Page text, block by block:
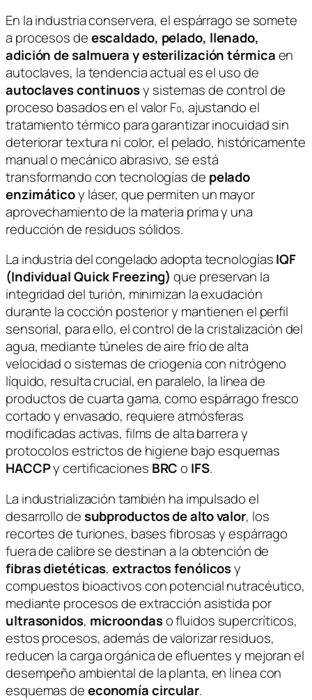
En la industria conservera, el espárrago se somete
a procesos deescaldado, pelado, llenado,
adición de salmuera y esterilización térmicaen
autoclaves, la tendencia actual es el uso de
autoclaves continuosy sistemas de control de
proceso basados en el valor F₀, ajustando el
tratamiento térmico para garantizar inocuidad sin
deteriorar textura ni color, el pelado, históricamente
manual o mecánico abrasivo, se está
transformando con tecnologías de pelado
enzimáticoy láser, que permiten un mayor
aprovechamiento de la materia prima y una
reducción de residuos sólidos.
La industria del congelado adopta tecnologíasIQF
(Individual Quick Freezing) que preservan la
integridad del turión, minimizan la exudación
durante la cocción posterior y mantienen el perfil
sensorial, para ello, el control de la cristalización del
agua, mediante túneles de aire frío de alta
velocidad o sistemas de criogenia con nitrógeno
líquido, resulta crucial, en paralelo, la línea de
productos de cuarta gama, como espárrago fresco
cortado y envasado, requiere atmósferas
modificadas activas, films de alta barrera y
protocolos estrictos de higiene bajo esquemas
HACCPy certificaciones BRCo IFS.
La industrialización también ha impulsado el
desarrollo desubproductos de alto valor, los
recortes de turiones, bases fibrosas y espárrago
fuera de calibre se destinan a la obtención de
fibras dietéticas,extractos fenólicosy
compuestos bioactivos con potencial nutracéutico,
mediante procesos de extracción asistida por
ultrasonidos, microondaso fluidos supercríticos,
estos procesos, además de valorizar residuos,
reducen la carga orgánica de efluentes y mejoran el
desempeño ambiental de la planta, en línea con
esquemas deeconomía circular.